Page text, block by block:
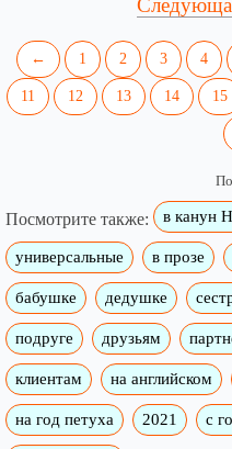
← 1 2 3 4
11 12 13 14 15
Посмотрите также: в канун
универсальные в прозе
бабушке дедушке
подруге друзьям
клиентам на английском
на год петуха 2021 с